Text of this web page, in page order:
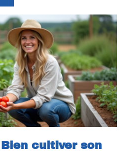
Bien cultiver son